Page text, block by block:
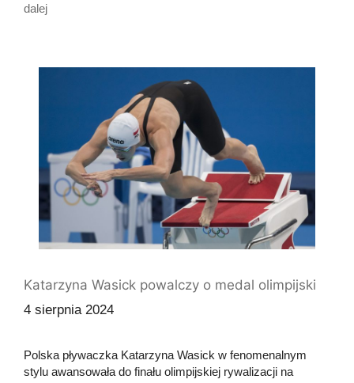
dalej
Katarzyna Wasick powalczy o medal olimpijski
4 sierpnia 2024
Polska pływaczka Katarzyna Wasick w fenomenalnym
stylu awansowała do finału olimpijskiej rywalizacji na